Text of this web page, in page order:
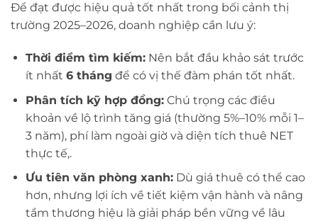
Để đạt được hiệu quả tốt nhất trong bối cảnh thị
trường 2025–2026, doanh nghiệp cần lưu ý:
Thời điểm tìm kiếm:Nên bắt đầu khảo sát trước
ít nhất 6 tháng để có vị thế đàm phán tốt nhất.
Phân tích kỹ hợp đồng:Chú trọng các điều
khoản về lộ trình tăng giá (thường 5%–10% mỗi 1–
3 năm), phí làm ngoài giờ và diện tích thuê NET
thực tế,.
Ưu tiên văn phòng xanh:Dù giá thuê có thể cao
hơn, nhưng lợi ích về tiết kiệm vận hành và nâng
tầm thương hiệu là giải pháp bền vững về lâu